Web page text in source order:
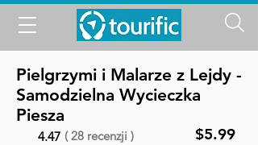
Pielgrzymi i Malarze z Lejdy -
Samodzielna Wycieczka
Piesza
4.47 ( 28 recenzji ) $5.99